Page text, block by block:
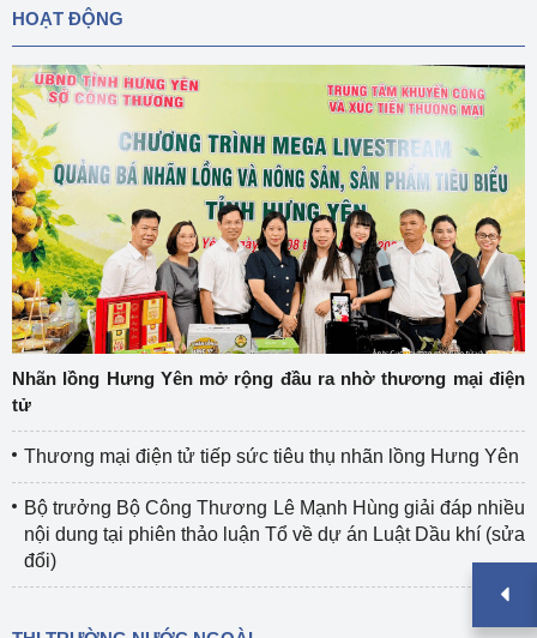
HOẠT ĐỘNG
Nhãn lồng Hưng Yên mở rộng đầu ra nhờ thương mại điện
tử
Thương mại điện tử tiếp sức tiêu thụ nhãn lồng Hưng Yên
Bộ trưởng Bộ Công Thương Lê Mạnh Hùng giải đáp nhiều
nội dung tại phiên thảo luận Tổ về dự án Luật Dầu khí (sửa
đổi)